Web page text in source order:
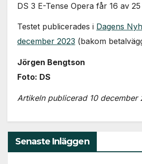
DS 3 E-Tense Opera får 16 av
Testet publicerades i Dagens
december 2023 (bakom
Jörgen Bengtson
Foto: DS
Artikeln publicerad 10 december
Senaste Inläggen